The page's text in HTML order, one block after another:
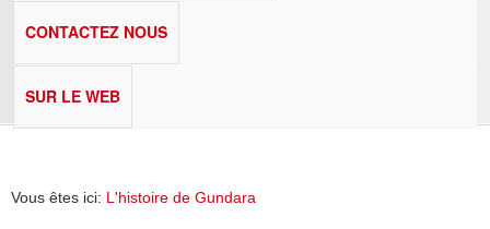
CONTACTEZ NOUS
SUR LE WEB
Vous êtes ici: L'histoire de Gundara